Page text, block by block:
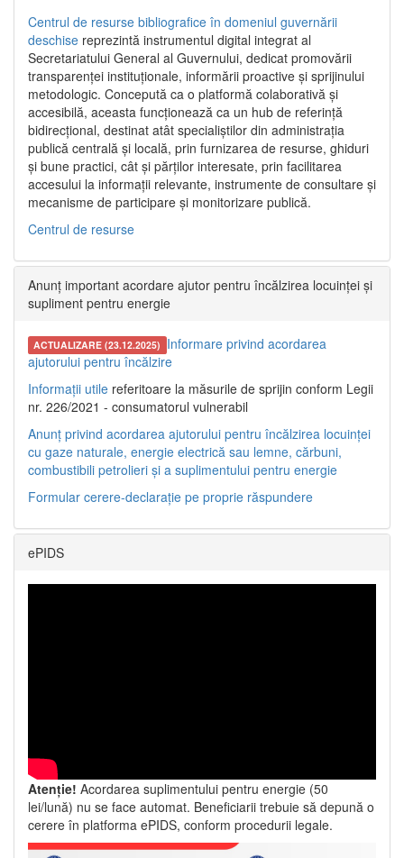
Centrul de resurse bibliografice în domeniul guvernării
deschise reprezintă instrumentul digital integrat al
Secretariatului General al Guvernului, dedicat promovării
transparenței instituționale, informării proactive și sprijinului
metodologic. Concepută ca o platformă colaborativă și
accesibilă, aceasta funcționează ca un hub de referință
bidirecțional, destinat atât specialiștilor din administrația
publică centrală și locală, prin furnizarea de resurse, ghiduri
și bune practici, cât și părților interesate, prin facilitarea
accesului la informații relevante, instrumente de consultare și
mecanisme de participare și monitorizare publică.
Centrul de resurse
Anunț important acordare ajutor pentru încălzirea locuinței și
supliment pentru energie
ACTUALIZARE (23.12.2025) Informare privind acordarea
ajutorului pentru încălzire
Informații utile referitoare la măsurile de sprijin conform Legii
nr. 226/2021 - consumatorul vulnerabil
Anunț privind acordarea ajutorului pentru încălzirea locuinței
cu gaze naturale, energie electrică sau lemne, cărbuni,
combustibili petrolieri și a suplimentului pentru energie
Formular cerere-declarație pe proprie răspundere
ePIDS
Atenție! Acordarea suplimentului pentru energie (50
lei/lună) nu se face automat. Beneficiarii trebuie să depună o
cerere în platforma ePIDS, conform procedurii legale.